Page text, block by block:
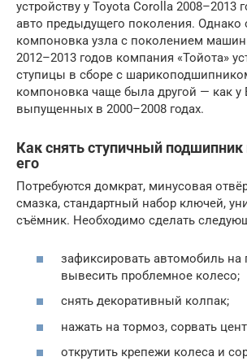
устройству у Toyota Corolla 2008–2013
авто предыдущего поколения. Однако
компоновка узла с поколением
2012–2013 годов компания «Тойота»
ступицы в сборе с
компоновка чаще была другой — как у
выпущенных в 2000–2008 годах.
Как снять ступичный подшипник
его
Потребуются домкрат, минусовая
смазка, стандартный набор ключей,
съёмник. Необходимо сделать
зафиксировать автомобиль на
вывесить проблемное колесо;
снять декоративный колпак;
нажать на тормоз, сорвать
открутить крепежи колеса и